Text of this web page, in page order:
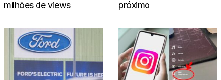
milhões de views
próximo